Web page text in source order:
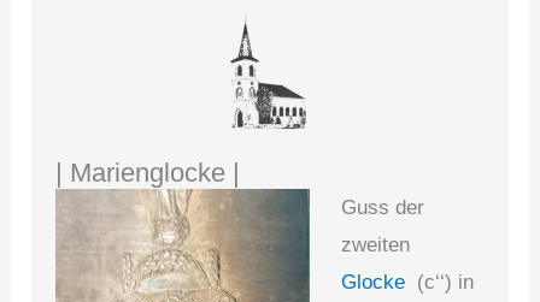
| Marienglocke |
Guss der
zweiten
Glocke(c‘‘) in